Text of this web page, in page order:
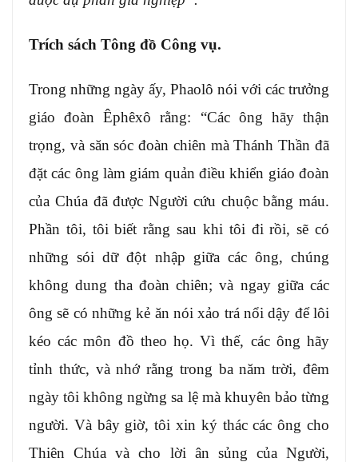
Trích sách Tông đồ Công vụ.
Trong những ngày ấy, Phaolô nói với các trưởng
giáo đoàn Êphêxô rằng: “Các ông hãy thận
trọng, và săn sóc đoàn chiên mà Thánh Thần đã
đặt các ông làm giám quản điều khiển giáo đoàn
của Chúa đã được Người cứu chuộc bằng máu.
Phần tôi, tôi biết rằng sau khi tôi đi rồi, sẽ có
những sói dữ đột nhập giữa các ông, chúng
không dung tha đoàn chiên; và ngay giữa các
ông sẽ có những kẻ ăn nói xảo trá nổi dậy để lôi
kéo các môn đồ theo họ. Vì thế, các ông hãy
tỉnh thức, và nhớ rằng trong ba năm trời, đêm
ngày tôi không ngừng sa lệ mà khuyên bảo từng
người. Và bây giờ, tôi xin ký thác các ông cho
Thiên Chúa và cho lời ân sủng của Người,